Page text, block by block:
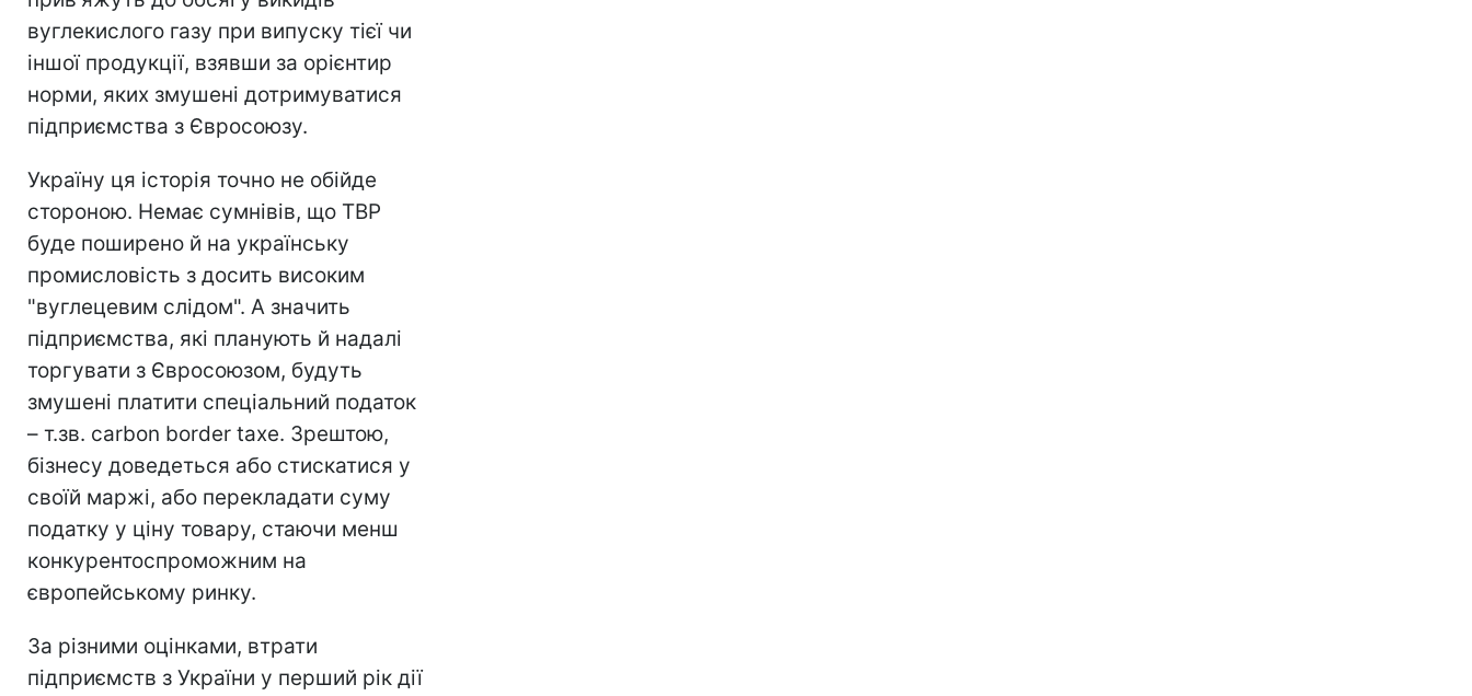
вуглекислого газу при випуску тієї чи
іншої продукції, взявши за орієнтир
норми, яких змушені дотримуватися
підприємства з Євросоюзу.
Україну ця історія точно не обійде
стороною. Немає сумнівів, що ТВР
буде поширено й на українську
промисловість з досить високим
"вуглецевим слідом". А значить
підприємства, які планують й надалі
торгувати з Євросоюзом, будуть
змушені платити спеціальний податок
– т.зв. carbon border taxe. Зрештою,
бізнесу доведеться або стискатися у
своїй маржі, або перекладати суму
податку у ціну товару, стаючи менш
конкурентоспроможним на
європейському ринку.
За різними оцінками, втрати
підприємств з України у перший рік дії